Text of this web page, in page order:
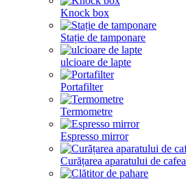
Knock box
Stație de tamponare
ulcioare de lapte
Portafilter
Termometre
Espresso mirror
Curățarea aparatului de cafea